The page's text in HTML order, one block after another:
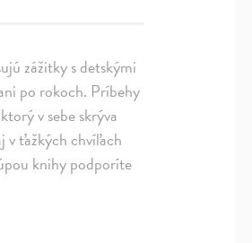
zážitky s detskými
po rokoch. Príbehy
v sebe skrýva
v ťažkých chvíľach
knihy podporíte